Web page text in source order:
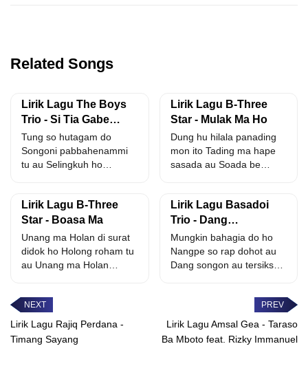
Related Songs
Lirik Lagu The Boys
Trio - Si Tia Gabe
Korban
Tung so hutagam do
Songoni pabbahenammi
tu au Selingkuh ho
Lirik Lagu B-Three
Star - Mulak Ma Ho
Dung hu hilala panading
mon ito Tading ma hape
sasada au Soada be
Lirik Lagu B-Three
Star - Boasa Ma
Unang ma Holan di surat
didok ho Holong roham tu
au Unang ma Holan
Lirik Lagu Basadoi
Trio - Dang
Segampang I
Mungkin bahagia do ho
Nangpe so rap dohot au
Dang songon au tersiksa
Lirik Lagu Rajiq Perdana -
Timang Sayang
Lirik Lagu Amsal Gea - Taraso
Ba Mboto feat. Rizky Immanuel